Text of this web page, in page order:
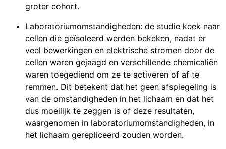
groter cohort.
Laboratoriumomstandigheden: de studie keek naar
cellen die geïsoleerd werden bekeken, nadat er
veel bewerkingen en elektrische stromen door de
cellen waren gejaagd en verschillende chemicaliën
waren toegediend om ze te activeren of af te
remmen. Dit betekent dat het geen afspiegeling is
van de omstandigheden in het lichaam en dat het
dus moeilijk te zeggen is of deze resultaten,
waargenomen in laboratoriumomstandigheden, in
het lichaam gerepliceerd zouden worden.